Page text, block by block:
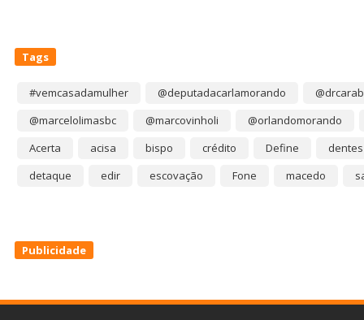
Tags
#vemcasadamulher @deputadacarlamorando
@marcelolimasbc
@marcovinholi
@orlandomorando
Acerta
acisa bispo crédito Define
dentes
detaque
edir escovação Fone macedo
Publicidade